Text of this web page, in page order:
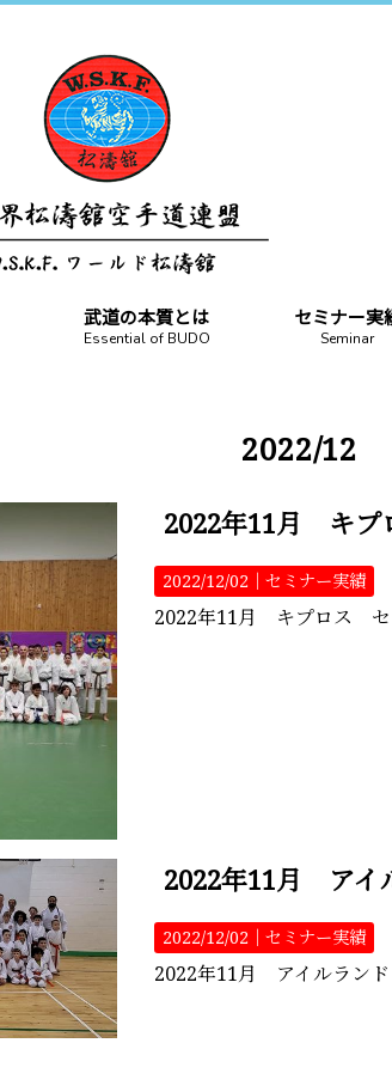
武道の本質とは
Essential of BUDO
セミナー実
Seminar
2022/12
2022年11月 キ
2022/12/02｜セミナー実績
2022年11月 キプロス セ
2022年11月 アイ
2022/12/02｜セミナー実績
2022年11月 アイルラン